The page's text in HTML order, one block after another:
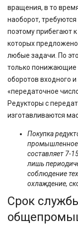
вращения, в то
наоборот,
поэтому прибегают
которых
любые задачи. По
только понижающие
оборотов входного
«передаточное
Редукторы с
изготавливаются
Покупка
промышленное
составляет 7-
лишь
соблюдение
охлаждение,
Срок